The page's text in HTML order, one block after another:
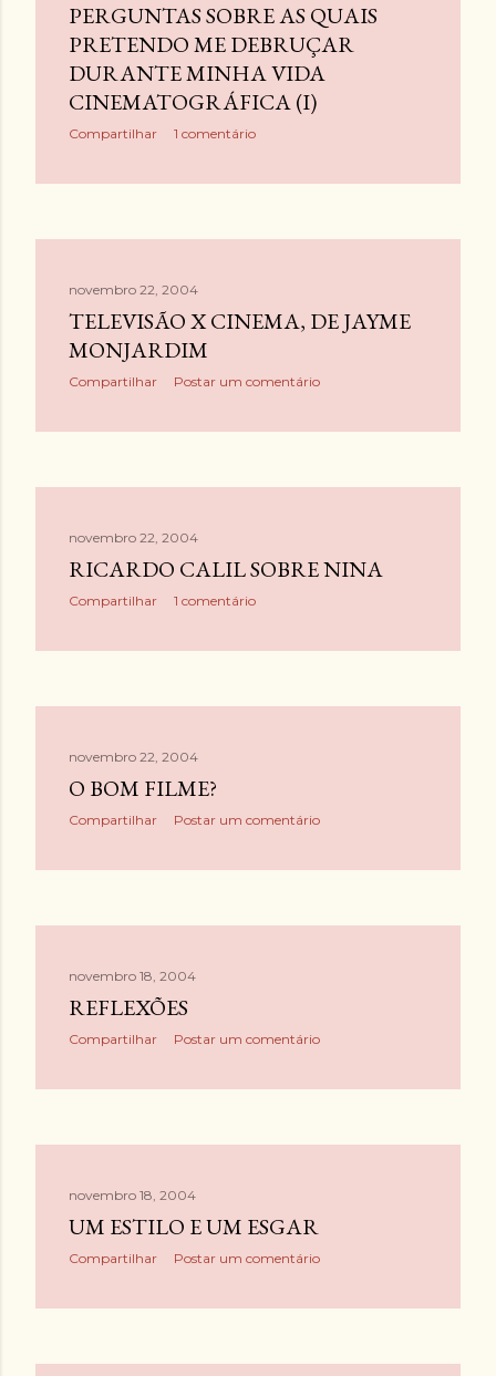
PERGUNTAS SOBRE AS QUAIS
PRETENDO ME DEBRUÇAR
DURANTE MINHA VIDA
CINEMATOGRÁFICA (I)
Compartilhar 1 comentário
novembro 22, 2004
TELEVISÃO X CINEMA, DE JAYME
MONJARDIM
Compartilhar Postar um comentário
novembro 22, 2004
RICARDO CALIL SOBRE NINA
Compartilhar 1 comentário
novembro 22, 2004
O BOM FILME?
Compartilhar Postar um comentário
novembro 18, 2004
REFLEXÕES
Compartilhar Postar um comentário
novembro 18, 2004
UM ESTILO E UM ESGAR
Compartilhar Postar um comentário